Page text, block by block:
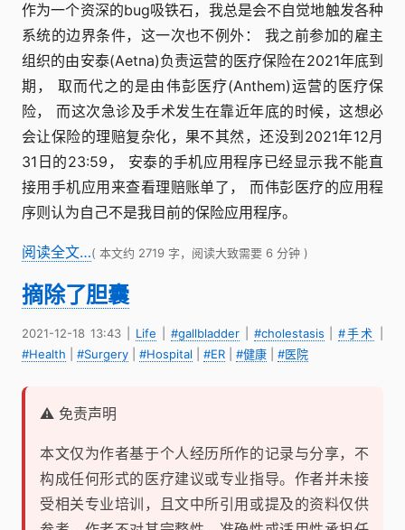
作为一个资深的bug吸铁石，我总是会不自觉地触发各种
系统的边界条件，这一次也不例外： 我之前参加的雇主
组织的由安泰(Aetna)负责运营的医疗保险在2021年底到
期， 取而代之的是由伟彭医疗(Anthem)运营的医疗保
险， 而这次急诊及手术发生在靠近年底的时候，这想必
会让保险的理赔复杂化，果不其然，还没到2021年12月
31日的23:59， 安泰的手机应用程序已经显示我不能直
接用手机应用来查看理赔账单了， 而伟彭医疗的应用程
序则认为自己不是我目前的保险应用程序。
阅读全文…( 本文约 2719 字，阅读大致需要 6 分钟 )
摘除了胆囊
2021-12-18 13:43| Life #gallbladder| #cholestasis |#手术
#Health
#Surgery #Hospital #ER #健康 #医院
⚠️ 免责声明
本文仅为作者基于个人经历所作的记录与分享，不
构成任何形式的医疗建议或专业指导。作者并未接
受相关专业培训，且文中所引用或提及的资料仅供